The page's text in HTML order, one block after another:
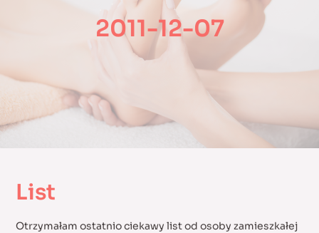
2011-12-07
List
Otrzymałam ostatnio ciekawy list od osoby zamieszkałej